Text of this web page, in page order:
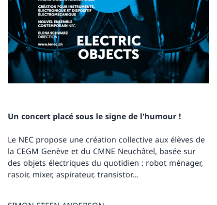
Un concert placé sous le signe de l'humour !
Le NEC propose une création collective aux élèves de
la CEGM Genève et du CMNE Neuchâtel, basée sur
des objets électriques du quotidien : robot ménager,
rasoir, mixer, aspirateur, transistor...